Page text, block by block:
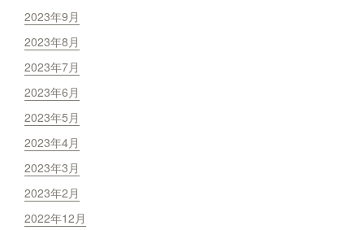
2023年9月
2023年8月
2023年7月
2023年6月
2023年5月
2023年4月
2023年3月
2023年2月
2022年12月